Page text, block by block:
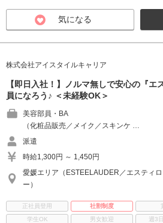
気になる
株式会社アイスタイルキャリア
【即日入社！】ノルマ無しで安心の『エ
員になろう♪ ＜未経験OK＞
美容部員・BA
（化粧品販売／メイク／スキンケ …
派遣
時給1,300円 ～ 1,450円
愛媛エリア（ESTEELAUDER／エスティ
ー）
正社員登用 社割制度
学生OK
男女歓迎 週3